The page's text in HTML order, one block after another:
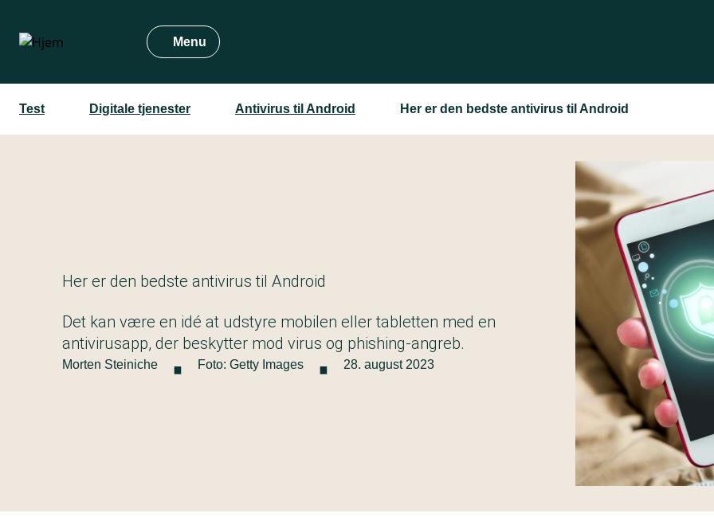
hovedindhold
Menu
Test Digitale tjenester Antivirus til Android Her er den bedste antivirus til Android
Her er den bedste antivirus til Android
Det kan være en idé at udstyre mobilen eller tabletten med en
antivirusapp, der beskytter mod virus og phishing-angreb.
Morten Steiniche · Foto: Getty Images · 28. august 2023